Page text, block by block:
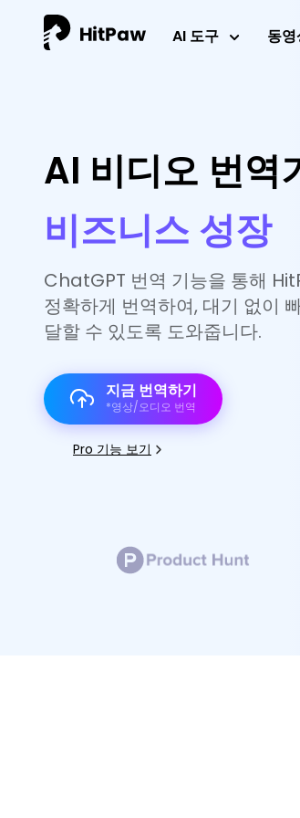
AI 도구 동
HitPaw Online AI Video Translator
AI 비디오 번역
비즈니스 성장
ChatGPT 번역 기능을 통해
정확하게 번역하여, 대기 없이
달할 수 있도록 도와줍니다.
지금 번역하기
*영상/오디오 번역
Pro 기능 보기